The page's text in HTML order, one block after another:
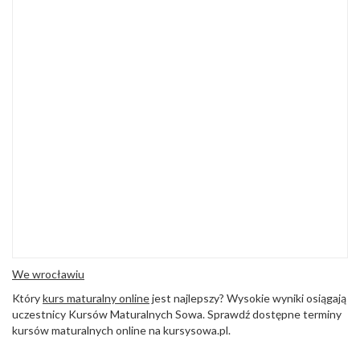
We wrocławiu
Którykurs maturalny onlinejest najlepszy? Wysokie wyniki osiągają
uczestnicy Kursów Maturalnych Sowa. Sprawdź dostępne terminy
kursów maturalnych online na kursysowa.pl.